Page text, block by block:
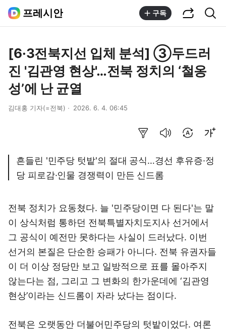
프레시안 구독
[6·3전북지선 입체 분석] ③두드러
진 '김관영 현상'…전북 정치의 ‘철옹
성’에 난 균열
김대홍 기자(=전북) 2026. 6. 4. 06:45
흔들린 '민주당 텃밭'의 절대 공식…경선 후유증·정
당 피로감·인물 경쟁력이 만든 신드롬
전북 정치가 요동쳤다. 늘 '민주당이면 다 된다'는 말
이 상식처럼 통하던 전북특별자치도지사 선거에서
그 공식이 예전만 못하다는 사실이 드러났다. 이번
선거의 본질은 단순한 승패가 아니다. 전북 유권자들
이 더 이상 정당만 보고 일방적으로 표를 몰아주지
않는다는 점, 그리고 그 변화의 한가운데에 ‘김관영
현상’이라는 신드롬이 자라 났다는 점이다.
전북은 오랫동안 더불어민주당의 텃밭이었다. 여론